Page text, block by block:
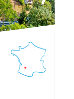
Sarlat ligt
to be.